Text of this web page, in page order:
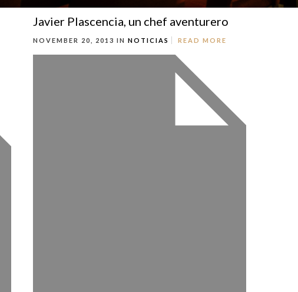
Javier Plascencia, un chef aventurero
NOVEMBER 20, 2013 IN NOTICIAS READ MORE